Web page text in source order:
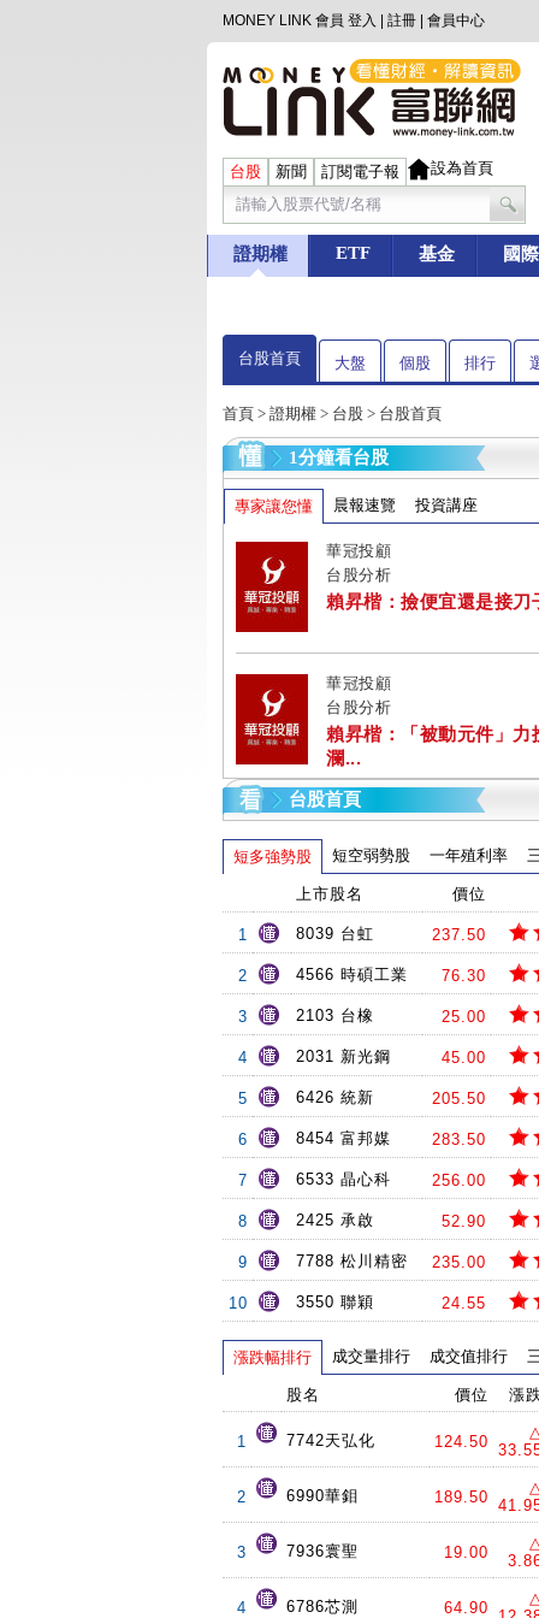
MONEY LINK 會員 登入 註冊 會員中心
台股 新聞 訂閱電子報 設為首頁
證期權 ETF 基金 國際
台股首頁 大盤 個股 排行
首頁 > 證期權 > 台股 > 台股首頁
1分鐘看台股
專家讓您懂 晨報速覽 投資講座
華冠投顧
台股分析
賴昇楷：撿便宜還是接刀
華冠投顧
台股分析
賴昇楷：「被動元件」力
瀾...
台股首頁
短多強勢股 短空弱勢股 一年殖利率
上市股名 價位
1 8039 台虹 237.50
2 4566 時碩工業 76.30
3 2103 台橡 25.00
4 2031 新光鋼 45.00
5 6426 統新 205.50
6 8454 富邦媒 283.50
7 6533 晶心科 256.00
8 2425 承啟 52.90
9 7788 松川精密 235.00
10 3550 聯穎 24.55
漲跌幅排行 成交量排行 成交值排行
股名 價位 漲
1 7742天弘化 124.50
2 6990華鉬 189.50
3 7936寰聖 19.00
4 6786芯測 64.90